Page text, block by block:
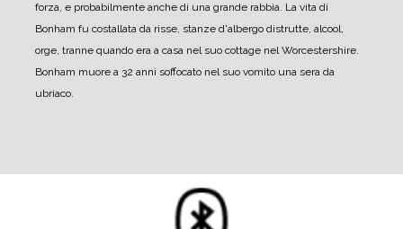
forza, e probabilmente anche di una grande rabbia. La vita di
Bonham fu costallata da risse, stanze d'albergo distrutte, alcool,
orge, tranne quando era a casa nel suo cottage nel Worcestershire.
Bonham muore a 32 anni soffocato nel suo vomito una sera da
ubriaco.